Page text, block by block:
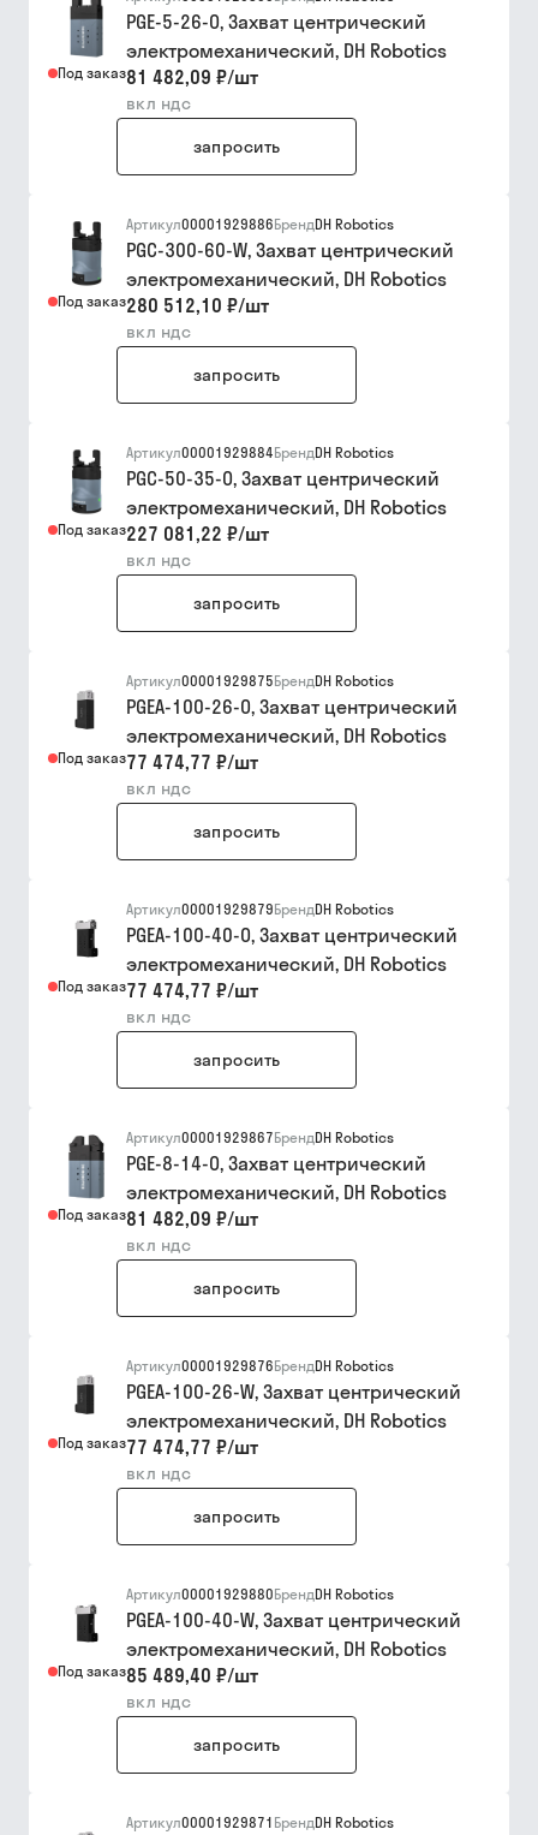
Под заказ
PGE-5-26-O, Захват центрический
электромеханический, DH Robotics
81 482,09 ₽/шт
вкл ндс
запросить
Под заказ
Артикул00001929886БрендDH Robotics
PGC-300-60-W, Захват центрический
электромеханический, DH Robotics
280 512,10 ₽/шт
вкл ндс
запросить
Под заказ
Артикул00001929884БрендDH Robotics
PGC-50-35-O, Захват центрический
электромеханический, DH Robotics
227 081,22 ₽/шт
вкл ндс
запросить
Под заказ
Артикул00001929875БрендDH Robotics
PGEA-100-26-O, Захват центрический
электромеханический, DH Robotics
77 474,77 ₽/шт
вкл ндс
запросить
Под заказ
Артикул00001929879БрендDH Robotics
PGEA-100-40-O, Захват центрический
электромеханический, DH Robotics
77 474,77 ₽/шт
вкл ндс
запросить
Под заказ
Артикул00001929867БрендDH Robotics
PGE-8-14-O, Захват центрический
электромеханический, DH Robotics
81 482,09 ₽/шт
вкл ндс
запросить
Под заказ
Артикул00001929876БрендDH Robotics
PGEA-100-26-W, Захват центрический
электромеханический, DH Robotics
77 474,77 ₽/шт
вкл ндс
запросить
Под заказ
Артикул00001929880БрендDH Robotics
PGEA-100-40-W, Захват центрический
электромеханический, DH Robotics
85 489,40 ₽/шт
вкл ндс
запросить
Артикул00001929871 БрендDH Robotics